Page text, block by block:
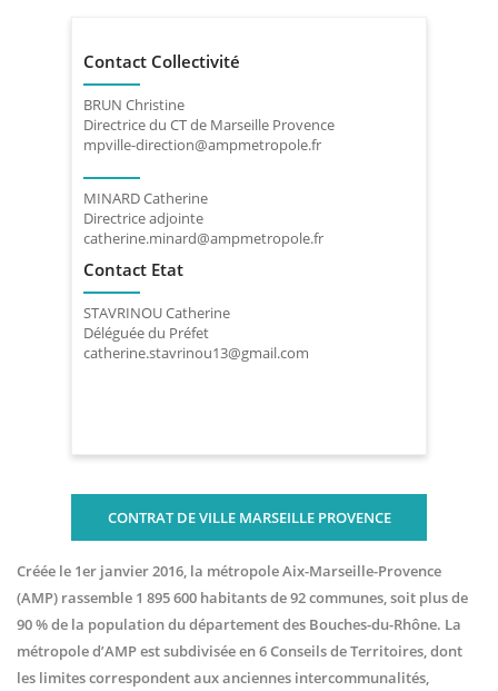
Contact Collectivité
BRUN Christine
Directrice du CT de Marseille Provence
mpville-direction@ampmetropole.fr
MINARD Catherine
Directrice adjointe
catherine.minard@ampmetropole.fr
Contact Etat
STAVRINOU Catherine
Déléguée du Préfet
catherine.stavrinou13@gmail.com
CONTRAT DE VILLE MARSEILLE PROVENCE
Créée le 1er janvier 2016, la métropole Aix-Marseille-Provence
(AMP) rassemble 1 895 600 habitants de 92 communes, soit plus de
90 % de la population du département des Bouches-du-Rhône. La
métropole d’AMP est subdivisée en 6 Conseils de Territoires, dont
les limites correspondent aux anciennes intercommunalités,